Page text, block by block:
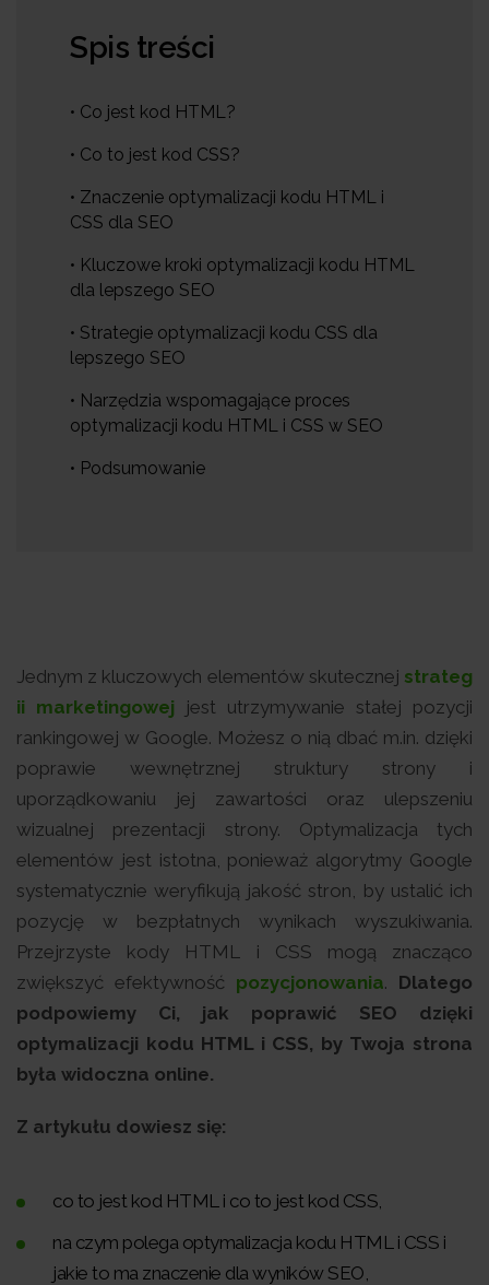
Spis treści
• Co jest kod HTML?
• Co to jest kod CSS?
• Znaczenie optymalizacji kodu HTML i
CSS dla SEO
• Kluczowe kroki optymalizacji kodu HTML
dla lepszego SEO
• Strategie optymalizacji kodu CSS dla
lepszego SEO
• Narzędzia wspomagające proces
optymalizacji kodu HTML i CSS w SEO
• Podsumowanie
Jednym z kluczowych elementów skutecznej strateg
ii marketingowej jest utrzymywanie stałej pozycji
rankingowej w Google. Możesz o nią dbać m.in. dzięki
poprawie wewnętrznej struktury strony i
uporządkowaniu jej zawartości oraz ulepszeniu
wizualnej prezentacji strony. Optymalizacja tych
elementów jest istotna, ponieważ algorytmy Google
systematycznie weryfikują jakość stron, by ustalić ich
pozycję w bezpłatnych wynikach wyszukiwania.
Przejrzyste kody HTML i CSS mogą znacząco
zwiększyć efektywność pozycjonowania. Dlatego
podpowiemy Ci, jak poprawić SEO dzięki
optymalizacji kodu HTML i CSS, by Twoja strona
była widoczna online.
Z artykułu dowiesz się:
co to jest kod HTML i co to jest kod CSS,
na czym polega optymalizacja kodu HTML i CSS i
jakie to ma znaczenie dla wyników SEO,